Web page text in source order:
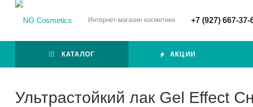
Интернет-магазин косметики +7 (927) 667-37-
КАТАЛОГ АКЦИИ
Ультрастойкий лак Gel Effect